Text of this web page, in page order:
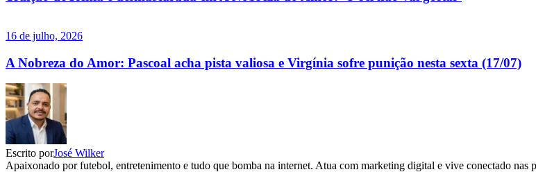
16 de julho, 2026
A Nobreza do Amor: Pascoal acha pista valiosa e Virgínia sofre punição nesta sexta (17/07)
Escrito porJosé Wilker
Apaixonado por futebol, entretenimento e tudo que bomba na internet. Atua com marketing digital e vive conectado